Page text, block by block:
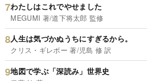
わたしはこれでやせました
MEGUMI 著/道下将太郎 監修
人生は気づかぬうちにすぎるから。
クリス・ギレボー 著/児島 修 訳
地図で学ぶ「深読み」世界史